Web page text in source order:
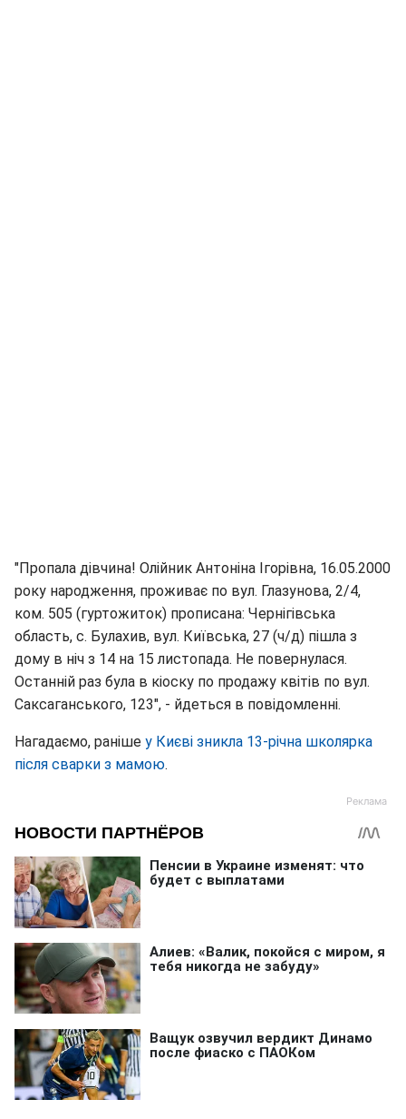
"Пропала дівчина! Олійник Антоніна Ігорівна, 16.05.2000
року народження, проживає по вул. Глазунова, 2/4,
ком. 505 (гуртожиток) прописана: Чернігівська
область, с. Булахив, вул. Київська, 27 (ч/д) пішла з
дому в ніч з 14 на 15 листопада. Не повернулася.
Останній раз була в кіоску по продажу квітів по вул.
Саксаганського, 123", - йдеться в повідомленні.
Нагадаємо, раніше у Києві зникла 13-річна школярка
після сварки з мамою.